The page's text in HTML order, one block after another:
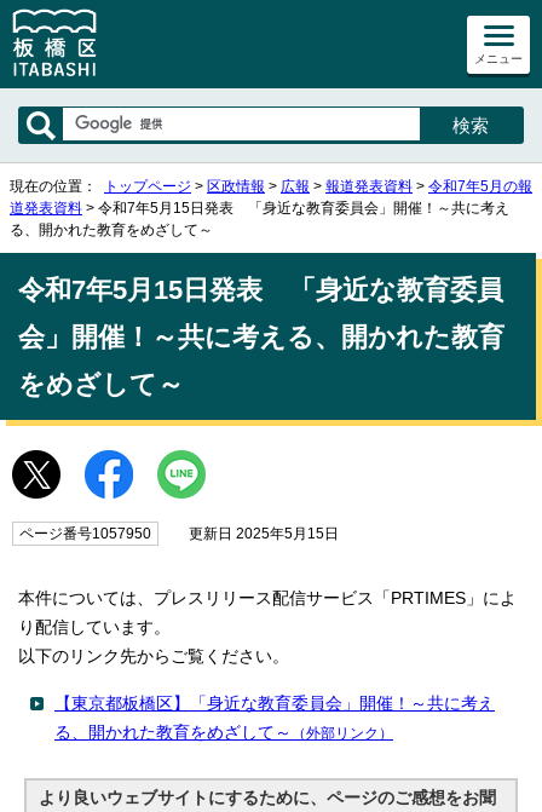
メニュー
現在の位置： トップページ > 区政情報 > 広報 > 報道発表資料 > 令和7年5月の報
道発表資料 > 令和7年5月15日発表 「身近な教育委員会」開催！～共に考え
る、開かれた教育をめざして～
令和7年5月15日発表 「身近な教育委員
会」開催！～共に考える、開かれた教育
をめざして～
ページ番号1057950 更新日 2025年5月15日
本件については、プレスリリース配信サービス「PRTIMES」によ
り配信しています。
以下のリンク先からご覧ください。
【東京都板橋区】「身近な教育委員会」開催！～共に考え
る、開かれた教育をめざして～
（外部リンク）
より良いウェブサイトにするために、ページのご感想をお聞